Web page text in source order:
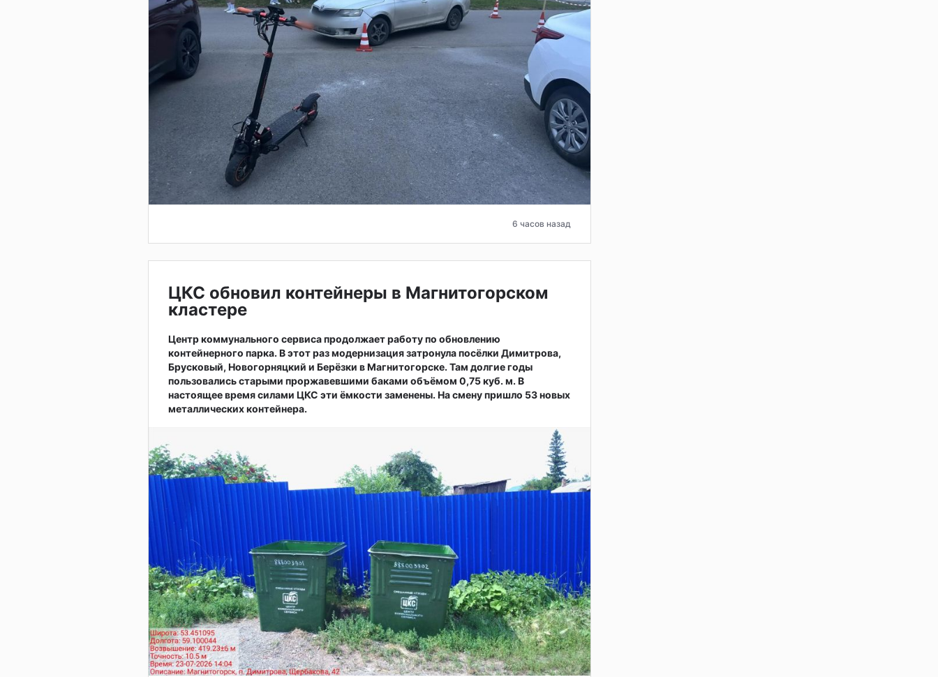
6 часов назад
ЦКС обновил контейнеры в Магнитогорском
кластере
Центр коммунального сервиса продолжает работу по обновлению
контейнерного парка. В этот раз модернизация затронула посёлки Димитрова,
Брусковый, Новогорняцкий и Берёзки в Магнитогорске. Там долгие годы
пользовались старыми проржавевшими баками объёмом 0,75 куб. м. В
настоящее время силами ЦКС эти ёмкости заменены. На смену пришло 53 новых
металлических контейнера.